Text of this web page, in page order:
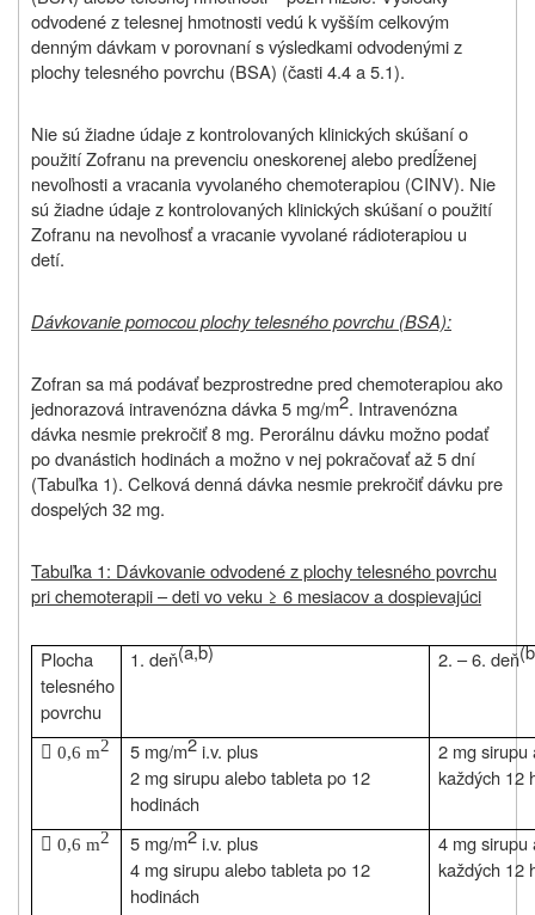
odvodené z telesnej hmotnosti vedú k vyšším celkovým
denným dávkam v porovnaní s výsledkami odvodenými z
plochy telesného povrchu (BSA) (časti 4.4 a 5.1).
Nie sú žiadne údaje z kontrolovaných klinických skúšaní o
použití Zofranu na prevenciu oneskorenej alebo predĺženej
nevoľnosti a vracania vyvolaného chemoterapiou (CINV). Nie
sú žiadne údaje z kontrolovaných klinických skúšaní o použití
Zofranu na nevoľnosť a vracanie vyvolané rádioterapiou u
detí.
Dávkovanie pomocou plochy telesného povrchu (BSA):
Zofran sa má podávať bezprostredne pred chemoterapiou ako
jednorazová intravenózna dávka 5 mg/m2. Intravenózna
dávka nesmie prekročiť 8 mg. Perorálnu dávku možno podať
po dvanástich hodinách a možno v nej pokračovať až 5 dní
(Tabuľka 1). Celková denná dávka nesmie prekročiť dávku pre
dospelých 32 mg.
Tabuľka 1: Dávkovanie odvodené z plochy telesného povrchu
pri chemoterapii – deti vo veku ≥ 6 mesiacov a dospievajúci
Plocha
telesného
povrchu
1. deň(a,b) 2. – 6. deň
0,6 m2 5 mg/m2i.v. plus
2 mg sirupu alebo tableta po 12
hodinách
2 mg sirupu
každých 12
0,6 m2 5 mg/m2i.v. plus
4 mg sirupu alebo tableta po 12
hodinách
4 mg sirupu
každých 12